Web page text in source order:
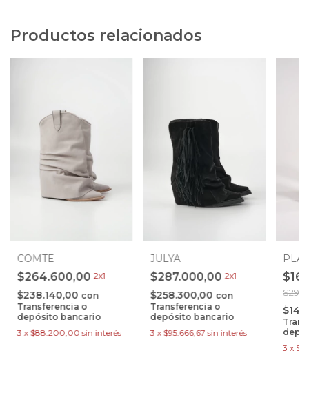
Productos relacionados
COMTE
$264.600,00 2x1
$238.140,00 con
Transferencia o
depósito bancario
3 x $88.200,00 sin interés
JULYA
$287.000,00 2x1
$258.300,00 con
Transferencia o
depósito bancario
3 x $95.666,67 sin interés
3 x